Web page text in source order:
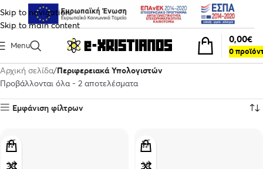
Skip to navigation
Skip to main content
Menu
0
0,00€
Αρχική σελίδα Περιφερειακά Υπολογιστών
Προβάλλονται όλα - 2 αποτελέσματα
Εμφάνιση φίλτρων